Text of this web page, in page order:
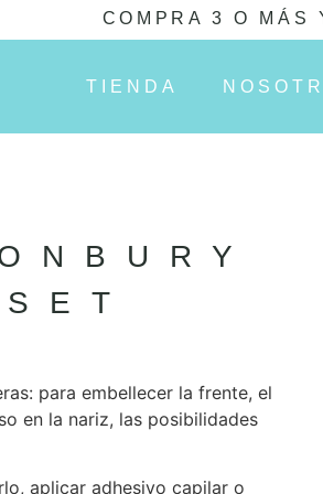
COMPRA 3 O MÁS
TIENDA
para embellecer la frente, el
en la nariz, las posibilidades
aplicar adhesivo capilar o